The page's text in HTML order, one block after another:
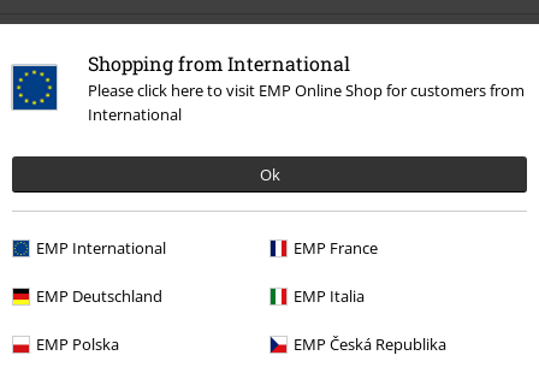
Shopping from International
Please click here to visit EMP Online Shop for customers from
International
Ok
EMP International EMP France
EMP Deutschland EMP Italia
EMP Polska EMP Česká Republika
%